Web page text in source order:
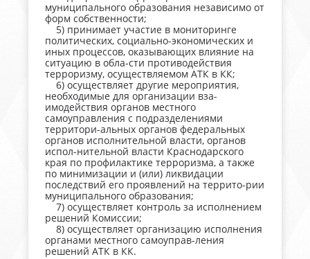
муниципального образования независимо от
форм собственности;
5) принимает участие в мониторинге
политических, социально-экономических и
иных процессов, оказывающих влияние на
ситуацию в обла-сти противодействия
терроризму, осуществляемом АТК в КК;
6) осуществляет другие мероприятия,
необходимые для организации вза-
имодействия органов местного
самоуправления с подразделениями
территори-альных органов федеральных
органов исполнительной власти, органов
испол-нительной власти Краснодарского
края по профилактике терроризма, а также
по минимизации и (или) ликвидации
последствий его проявлений на террито-рии
муниципального образования;
7) осуществляет контроль за исполнением
решений Комиссии;
8) осуществляет организацию исполнения
органами местного самоуправ-ления
решений АТК в КК.